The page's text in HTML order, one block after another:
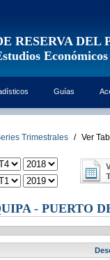
RESERVA DEL
Económicos
Guías
Trimestrales / Ver
- PUERTO